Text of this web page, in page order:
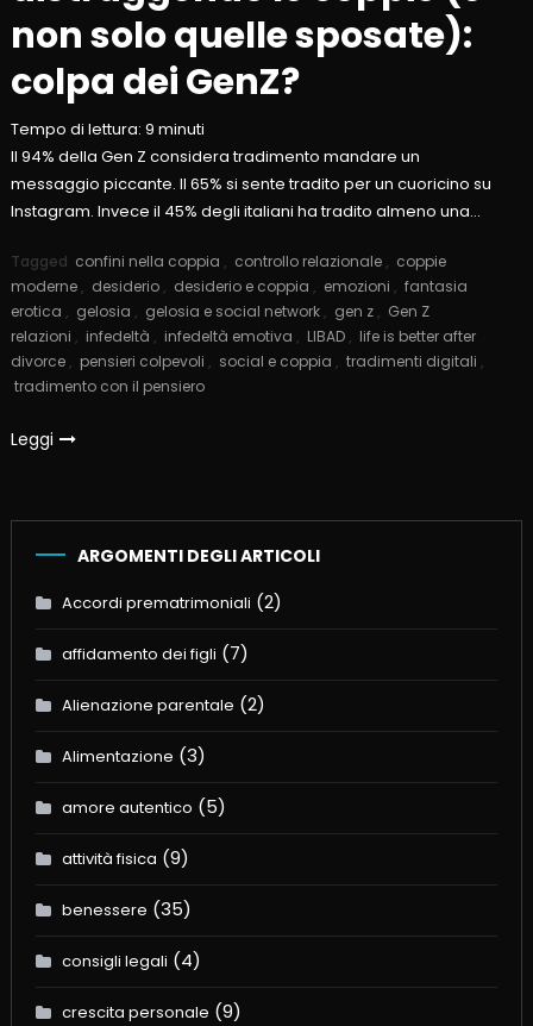
non solo quelle sposate):
colpa dei GenZ?
Tempo di lettura: 9 minuti
Il 94% della Gen Z considera tradimento mandare un
messaggio piccante. Il 65% si sente tradito per un cuoricino su
Instagram. Invece il 45% degli italiani ha tradito almeno una…
Tagged confini nella coppia , controllo relazionale , coppie
moderne , desiderio , desiderio e coppia , emozioni , fantasia
erotica , gelosia , gelosia e social network , gen z , Gen Z
relazioni , infedeltà , infedeltà emotiva , LIBAD , life is better after
divorce , pensieri colpevoli , social e coppia , tradimenti digitali ,
tradimento con il pensiero
Leggi
ARGOMENTI DEGLI ARTICOLI
Accordi prematrimoniali (2)
affidamento dei figli (7)
Alienazione parentale (2)
Alimentazione (3)
amore autentico (5)
attività fisica (9)
benessere (35)
consigli legali (4)
crescita personale (9)